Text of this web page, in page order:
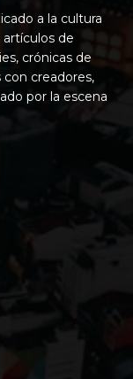
a la cultura
de
crónicas de
con creadores,
por la escena